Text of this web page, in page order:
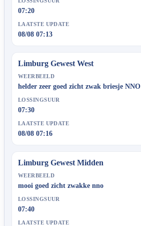
07:20
LAATSTE UPDATE
08/08 07:13
Limburg Gewest West
WEERBEELD
helder zeer goed zicht zwak briesje NNO
LOSSINGSUUR
07:30
LAATSTE UPDATE
08/08 07:16
Limburg Gewest Midden
WEERBEELD
mooi goed zicht zwakke nno
LOSSINGSUUR
07:40
LAATSTE UPDATE